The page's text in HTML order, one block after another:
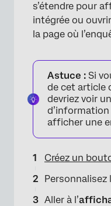
s’étendre pour
intégrée ou
la page où
Astuce : Si
de cet article
devriez voir
d’information
afficher une
Créez un
Personnalisez
Aller à l’